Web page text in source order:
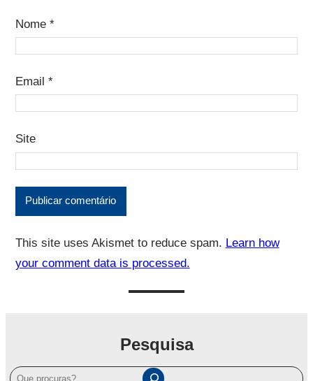
Nome *
Email *
Site
This site uses Akismet to reduce spam. Learn how
your comment data is processed.
Pesquisa
P